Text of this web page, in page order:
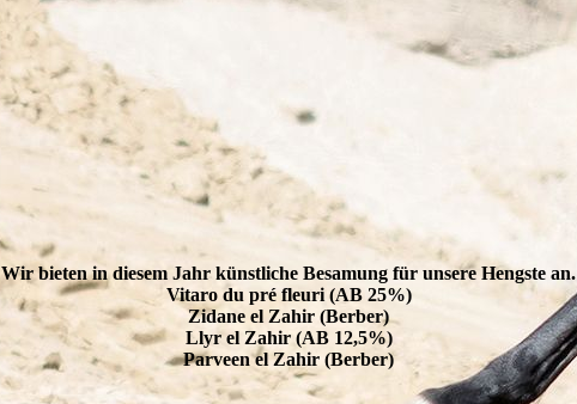
Wir bieten in diesem Jahr künstliche Besamung für unsere Hengste an.
Vitaro du pré fleuri (AB 25%)
Zidane el Zahir (Berber)
Llyr el Zahir (AB 12,5%)
Parveen el Zahir (Berber)